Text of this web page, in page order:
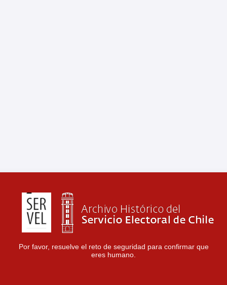
Por favor, resuelve el reto de seguridad para confirmar que
eres humano.